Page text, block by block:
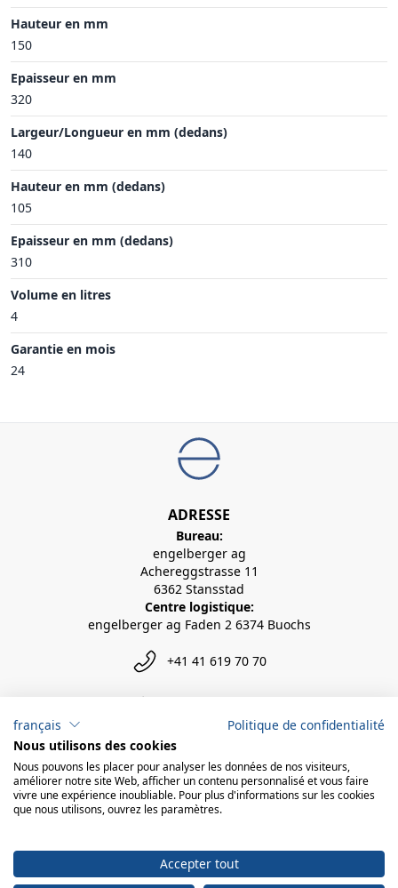
Hauteur en mm
150
Epaisseur en mm
320
Largeur/Longueur en mm (dedans)
140
Hauteur en mm (dedans)
105
Epaisseur en mm (dedans)
310
Volume en litres
4
Garantie en mois
24
ADRESSE
Bureau:
engelberger ag
Achereggstrasse 11
6362 Stansstad
Centre logistique:
engelberger ag Faden 2 6374 Buochs
+41 41 619 70 70
français
Politique de confidentialité
Nous utilisons des cookies
Nous pouvons les placer pour analyser les données de nos visiteurs,
améliorer notre site Web, afficher un contenu personnalisé et vous faire
vivre une expérience inoubliable. Pour plus d'informations sur les cookies
que nous utilisons, ouvrez les paramètres.
Accepter tout